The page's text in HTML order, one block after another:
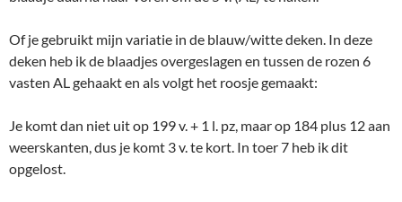
Of je gebruikt mijn variatie in de blauw/witte deken. In deze
deken heb ik de blaadjes overgeslagen en tussen de rozen 6
vasten AL gehaakt en als volgt het roosje gemaakt:
Je komt dan niet uit op 199 v. + 1 l. pz, maar op 184 plus 12 aan
weerskanten, dus je komt 3 v. te kort. In toer 7 heb ik dit
opgelost.